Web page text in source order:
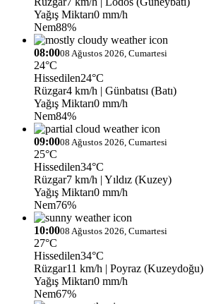
Yağış Miktarı0 mm/h
Nem88%
08:0008 Ağustos 2026, Cumartesi
24°C
Hissedilen24°C
Rüzgar4 km/h | Günbatısı (Batı)
Yağış Miktarı0 mm/h
Nem84%
09:0008 Ağustos 2026, Cumartesi
25°C
Hissedilen34°C
Rüzgar7 km/h | Yıldız (Kuzey)
Yağış Miktarı0 mm/h
Nem76%
10:0008 Ağustos 2026, Cumartesi
27°C
Hissedilen34°C
Rüzgar11 km/h | Poyraz (Kuzeydoğu)
Yağış Miktarı0 mm/h
Nem67%